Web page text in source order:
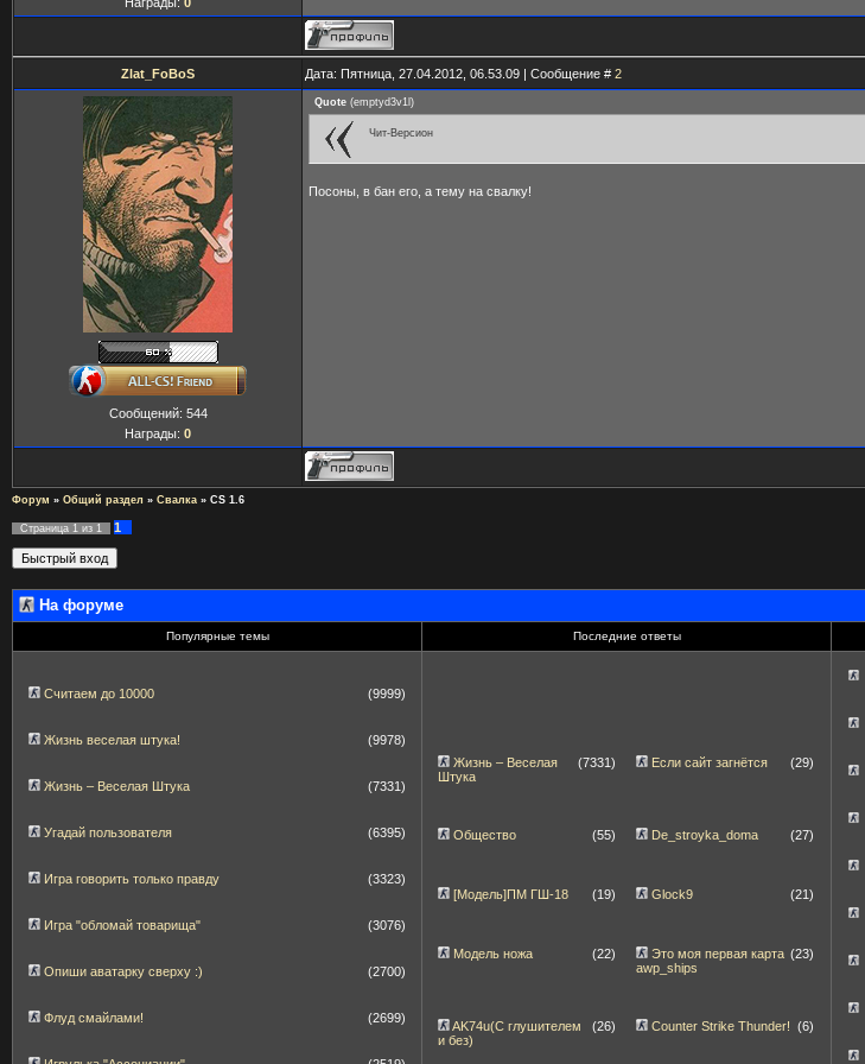
Zlat_FoBoS Дата: Пятница, 27.04.2012, 06.53.09 | Сообщение # 2
Сообщений: 544
Награды: 0
Quote (emptyd3v1l )
Чит-Версион
Посоны, в бан его, а тему на свалку!
Форум » Общий раздел » Свалка » CS 1.6
Страница 1 из 1
1
На форуме
Популярные темы Последние ответы
Считаем до 10000 (9999)
Жизнь веселая штука! (9978)
Жизнь – Веселая Штука (7331)
Угадай пользователя (6395)
Игра говорить только правду (3323)
Игра "обломай товарища" (3076)
Опиши аватарку сверху :) (2700)
Флуд смайлами! (2699)
Жизнь – Веселая
Штука
(7331) Если сайт загнётся (29)
Общество (55) De_stroyka_doma (27)
[Модель]ПМ ГШ-18 (19) Glock9 (21)
Модель ножа (22)
Это моя первая карта
awp_ships
(23)
AK74u(С глушителем
и без)
(26) Counter Strike Thunder! (6)